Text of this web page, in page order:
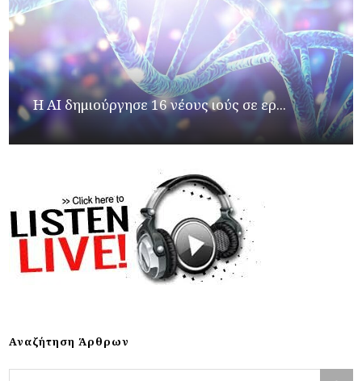
H AI δημιούργησε 16 νέους ιούς σε ερ...
Αναζήτηση Άρθρων